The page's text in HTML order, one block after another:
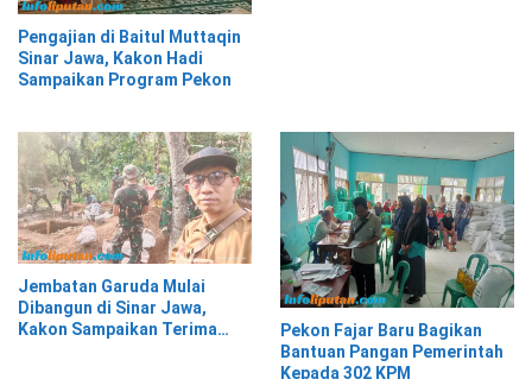
Pengajian di Baitul Muttaqin
Sinar Jawa, Kakon Hadi
Sampaikan Program Pekon
Jembatan Garuda Mulai
Dibangun di Sinar Jawa,
Kakon Sampaikan Terima
Pekon Fajar Baru Bagikan
Bantuan Pangan Pemerintah
Kepada 302 KPM